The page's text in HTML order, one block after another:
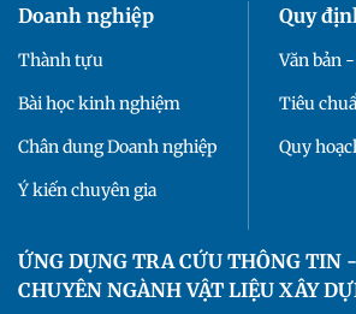
Doanh nghiệp
Thành tựu
Bài học kinh nghiệm
Chân dung Doanh nghiệp
Ý kiến chuyên gia
Quy
Văn bản
Tiêu
Quy
ỨNG DỤNG TRA CỨU THÔNG TIN
CHUYÊN NGÀNH VẬT LIỆU XÂY